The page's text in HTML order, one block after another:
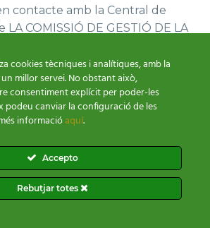
contacte amb la Central de
LA COMISSIÓ DE GESTIÓ DE LA
la reserva, podrà fer-ho
contacte amb la Central de
LA COMISSIÓ DE GESTIÓ DE LA
a través de portal@areafdes-
DESPESES APLICABLES A LA
DE LES RESERVES
cookies tècniques i analítiques, amb la
millor servei. No obstant això,
consentiment explícit per poder-les
podeu canviar la configuració de les
informacióaquí.
Accepto
Rebutjar totes